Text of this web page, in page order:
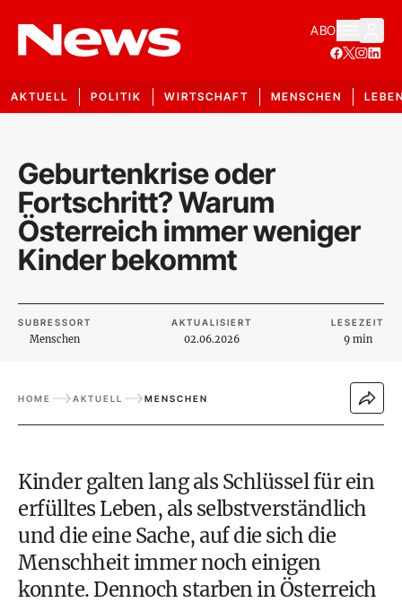
ABO
AKTUELL POLITIK WIRTSCHAFT MENSCHEN
Geburtenkrise oder
Fortschritt? Warum
Österreich immer weniger
Kinder bekommt
SUBRESSORT
Menschen
AKTUALISIERT
02.06.2026
LESEZEIT
9 min
HOME AKTUELL MENSCHEN
Kinder galten lang als Schlüssel für ein
erfülltes Leben, als selbstverständlich
und die eine Sache, auf die sich die
Menschheit immer noch einigen
konnte. Dennoch starben in Österreich